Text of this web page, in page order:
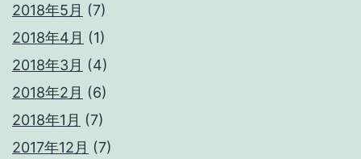
2018年5月 (7)
2018年4月 (1)
2018年3月 (4)
2018年2月 (6)
2018年1月 (7)
2017年12月 (7)